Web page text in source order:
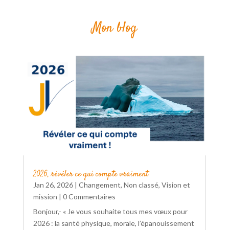
Mon blog
2026, révéler ce qui compte vraiment
Jan 26, 2026| Changement, Non classé, Vision et
mission | 0 Commentaires
Bonjour,- « Je vous souhaite tous mes vœux pour
2026 : la santé physique, morale, l’épanouissement